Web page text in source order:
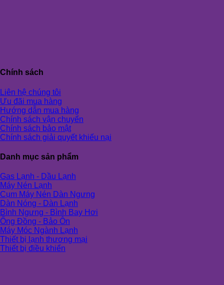
Chính sách
Liên hệ chúng tôi
Ưu đãi mua hàng
Hướng dẫn mua hàng
Chính sách vận chuyển
Chính sách bảo mật
Chính sách giải quyết khiếu nại
Danh mục sản phẩm
Gas Lạnh - Dầu Lạnh
Máy Nén Lạnh
Cụm Máy Nén Dàn Ngưng
Dàn Nóng - Dàn Lạnh
Bình Ngưng - Bình Bay Hơi
Ống Đồng - Bảo Ôn
Máy Móc Ngành Lạnh
Thiết bị lạnh thương mại
Thiết bị điều khiển